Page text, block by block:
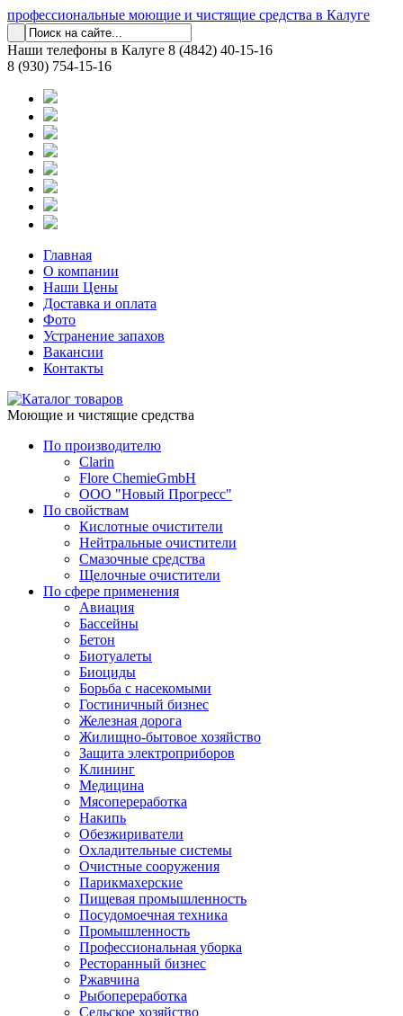
профессиональные моющие и чистящие средства в Калуге
Наши телефоны в Калуге 8 (4842) 40-15-16
8 (930) 754-15-16
Главная
О компании
Наши Цены
Доставка и оплата
Фото
Устранение запахов
Вакансии
Контакты
Моющие и чистящие средства
По производителю
Clarin
Flore ChemieGmbH
ООО "Новый Прогресс"
По свойствам
Кислотные очистители
Нейтральные очистители
Смазочные средства
Щелочные очистители
По сфере применения
Авиация
Бассейны
Бетон
Биотуалеты
Биоциды
Борьба с насекомыми
Гостиничный бизнес
Железная дорога
Жилищно-бытовое хозяйство
Защита электроприборов
Клининг
Медицина
Мясопереработка
Накипь
Обезжириватели
Охладительные системы
Очистные сооружения
Парикмахерские
Пищевая промышленность
Посудомоечная техника
Промышленность
Профессиональная уборка
Ресторанный бизнес
Ржавчина
Рыбопереработка
Сельское хозяйство